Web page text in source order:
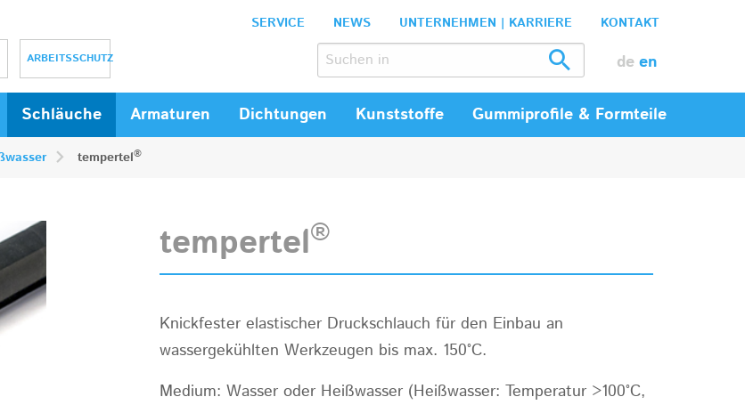
ARBEITSSCHUTZ
SERVICE NEWS UNTERNEHMEN | KARRIERE KONTAKT
de en
Schläuche Armaturen Dichtungen Kunststoffe Gummiprofile & Formteile
tempertel®
tempertel®
Knickfester elastischer Druckschlauch für den Einbau an
wassergekühlten Werkzeugen bis max. 150°C.
Medium: Wasser oder Heißwasser (Heißwasser: Temperatur >100°C,